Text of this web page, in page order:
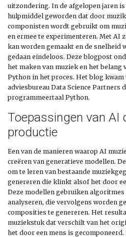
uitzondering. In de afgelopen jaren
hulpmiddel geworden dat door
componisten wordt gebruikt om
en ermee te experimenteren. Met AI
kan worden gemaakt en de snelheid
gedaan eindeloos. Deze blogpost
het maken van muziek en het belang
Python in het proces. Het blog
adviesbureau Data Science Partners
programmeertaal Python.
Toepassingen van AI
productie
Een van de manieren waarop AI
creëren van generatieve modellen.
om te leren van bestaande
genereren die klinkt alsof het door
Deze modellen gebruiken
analyseren, die vervolgens worden
composities te genereren. Het
muziekstuk dat verschilt van het
het door een mens is